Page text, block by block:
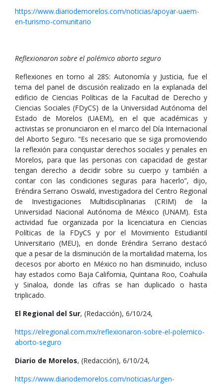
https://www.diariodemorelos.com/noticias/apoyar-uaem-
en-turismo-comunitario
Reflexionaron sobre el polémico aborto seguro
Reflexiones en torno al 28S: Autonomía y Justicia, fue el
tema del panel de discusión realizado en la explanada del
edificio de Ciencias Políticas de la Facultad de Derecho y
Ciencias Sociales (FDyCS) de la Universidad Autónoma del
Estado de Morelos (UAEM), en el que académicas y
activistas se pronunciaron en el marco del Día Internacional
del Aborto Seguro. “Es necesario que se siga promoviendo
la reflexión para conquistar derechos sociales y penales en
Morelos, para que las personas con capacidad de gestar
tengan derecho a decidir sobre su cuerpo y también a
contar con las condiciones seguras para hacerlo”, dijo,
Eréndira Serrano Oswald, investigadora del Centro Regional
de Investigaciones Multidisciplinarias (CRIM) de la
Universidad Nacional Autónoma de México (UNAM). Esta
actividad fue organizada por la licenciatura en Ciencias
Políticas de la FDyCS y por el Movimiento Estudiantil
Universitario (MEU), en donde Eréndira Serrano destacó
que a pesar de la disminución de la mortalidad materna, los
decesos por aborto en México no han disminuido, incluso
hay estados como Baja California, Quintana Roo, Coahuila
y Sinaloa, donde las cifras se han duplicado o hasta
triplicado.
El Regional del Sur, (Redacción), 6/10/24,
https://elregional.com.mx/reflexionaron-sobre-el-polemico-
aborto-seguro
Diario de Morelos, (Redacción), 6/10/24,
https://www.diariodemorelos.com/noticias/urgen-